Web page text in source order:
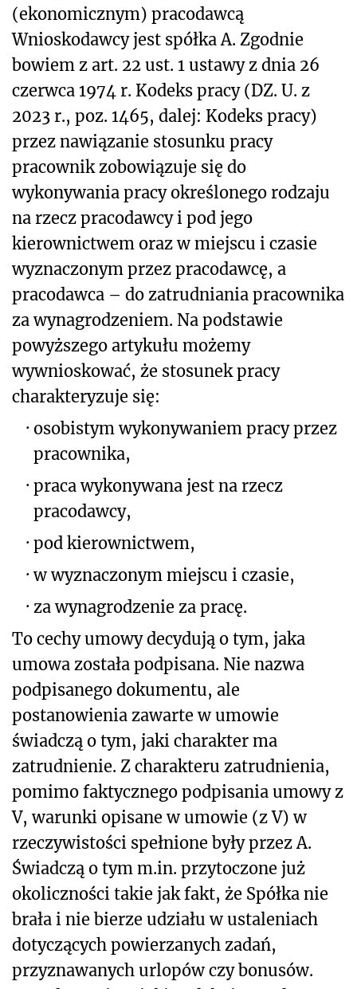
(ekonomicznym) pracodawcą
Wnioskodawcy jest spółka A. Zgodnie
bowiem z art. 22 ust. 1 ustawy z dnia 26
czerwca 1974 r. Kodeks pracy (DZ. U. z
2023 r., poz. 1465, dalej: Kodeks pracy)
przez nawiązanie stosunku pracy
pracownik zobowiązuje się do
wykonywania pracy określonego rodzaju
na rzecz pracodawcy i pod jego
kierownictwem oraz w miejscu i czasie
wyznaczonym przez pracodawcę, a
pracodawca – do zatrudniania pracownika
za wynagrodzeniem. Na podstawie
powyższego artykułu możemy
wywnioskować, że stosunek pracy
charakteryzuje się:
· osobistym wykonywaniem pracy przez
pracownika,
· praca wykonywana jest na rzecz
pracodawcy,
· pod kierownictwem,
· w wyznaczonym miejscu i czasie,
· za wynagrodzenie za pracę.
To cechy umowy decydują o tym, jaka
umowa została podpisana. Nie nazwa
podpisanego dokumentu, ale
postanowienia zawarte w umowie
świadczą o tym, jaki charakter ma
zatrudnienie. Z charakteru zatrudnienia,
pomimo faktycznego podpisania umowy z
V, warunki opisane w umowie (z V) w
rzeczywistości spełnione były przez A.
Świadczą o tym m.in. przytoczone już
okoliczności takie jak fakt, że Spółka nie
brała i nie bierze udziału w ustaleniach
dotyczących powierzanych zadań,
przyznawanych urlopów czy bonusów.